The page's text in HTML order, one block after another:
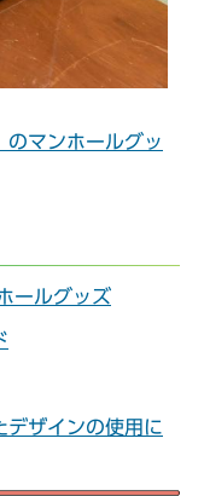
のマンホールグッ
ールグッズ
デザインの使用に